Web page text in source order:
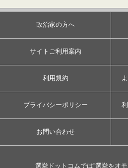
政治家の方へ
サイトご利用案内
利用規約
プライバシーポリシー
お問い合わせ
選挙ドットコムでは”選挙をオモ